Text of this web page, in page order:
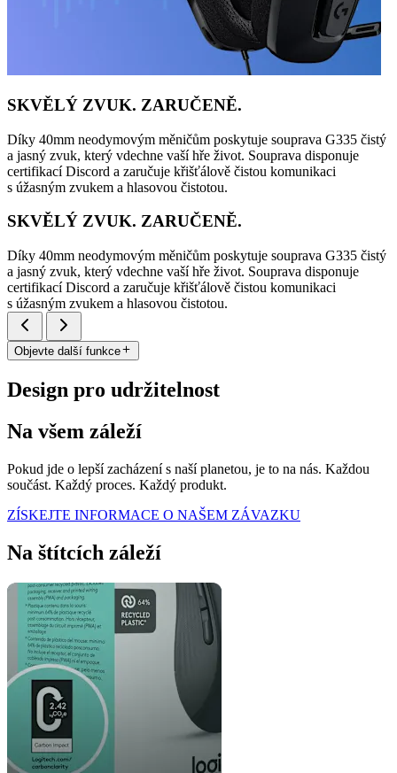
SKVĚLÝ ZVUK. ZARUČENĚ.
Díky 40mm neodymovým měničům poskytuje souprava G335 čistý
a jasný zvuk, který vdechne vaší hře život. Souprava disponuje
certifikací Discord a zaručuje křišťálově čistou komunikaci
s úžasným zvukem a hlasovou čistotou.
SKVĚLÝ ZVUK. ZARUČENĚ.
Díky 40mm neodymovým měničům poskytuje souprava G335 čistý
a jasný zvuk, který vdechne vaší hře život. Souprava disponuje
certifikací Discord a zaručuje křišťálově čistou komunikaci
s úžasným zvukem a hlasovou čistotou.
Objevte další funkce
Design pro udržitelnost
Na všem záleží
Pokud jde o lepší zacházení s naší planetou, je to na nás. Každou
součást. Každý proces. Každý produkt.
ZÍSKEJTE INFORMACE O NAŠEM ZÁVAZKU
Na štítcích záleží